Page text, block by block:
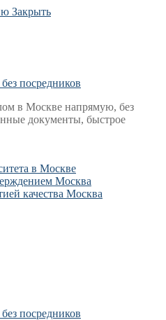
Закрыть
посредников
в Москве напрямую, без
документы, быстрое
в Москве
Москва
качества Москва
посредников